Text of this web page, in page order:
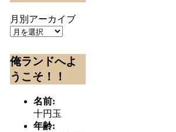
月別アーカイブ
俺ランドへよ
うこそ！！
名前:
十円玉
年齢: